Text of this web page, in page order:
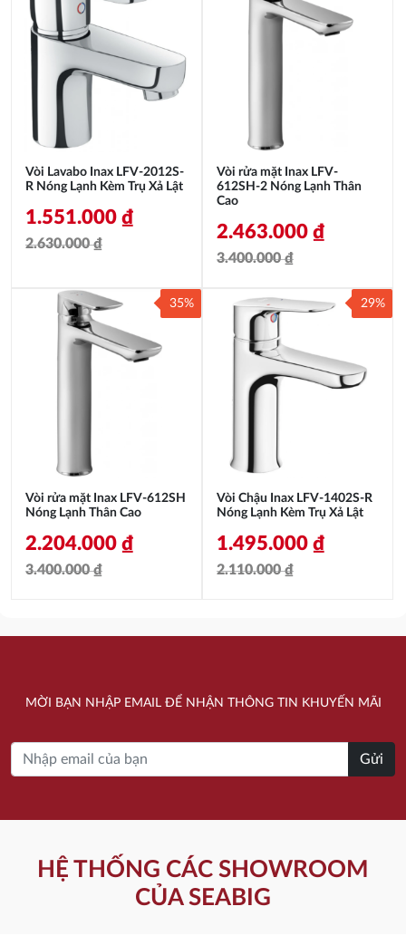
Vòi Lavabo Inax LFV-2012S-
R Nóng Lạnh Kèm Trụ Xả Lật
2.630.000₫
2.630.000 ₫.
1.551.000 ₫
hiện
Vòi rửa mặt Inax LFV-
612SH-2 Nóng Lạnh Thân
Cao
3.400.000₫
gốc
là:
3.400.000 ₫.
2.463.000 ₫
hiện
tại
2.463.000 ₫.
Vòi rửa mặt Inax LFV-612SH
Nóng Lạnh Thân Cao
3.400.000₫
2.204.000 ₫
2.204.000 ₫.
35%
Vòi Chậu Inax LFV-1402S-R
Nóng Lạnh Kèm Trụ Xả Lật
2.110.000₫
1.495.000 ₫
1.495.000 ₫.
29%
MỜI BẠN NHẬP EMAIL ĐỂ NHẬN THÔNG TIN KHUYẾN MÃI
Gửi
HỆ THỐNG CÁC SHOWROOM
CỦA SEABIG